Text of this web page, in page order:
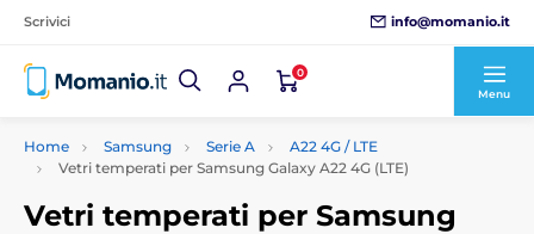
Scrivici info@momanio.it
0
Menu
Home Samsung Serie A
A22 4G / LTE
Vetri temperati per Samsung Galaxy A22 4G (LTE)
Vetri temperati per Samsung